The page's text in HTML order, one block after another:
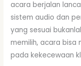
acara berjalan
sistem audio dan
yang sesuai
memilih, acara bisa
pada kekecewaan